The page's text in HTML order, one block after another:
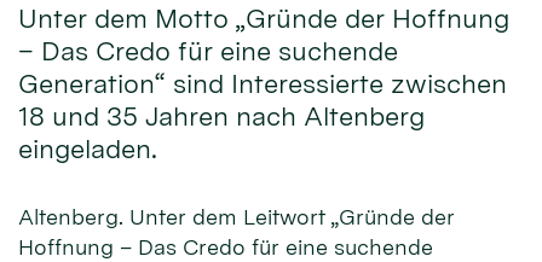
Unter dem Motto „Gründe der Hoffnung
– Das Credo für eine suchende
Generation“ sind Interessierte zwischen
18 und 35 Jahren nach Altenberg
eingeladen.
Altenberg. Unter dem Leitwort „Gründe der
Hoffnung – Das Credo für eine suchende